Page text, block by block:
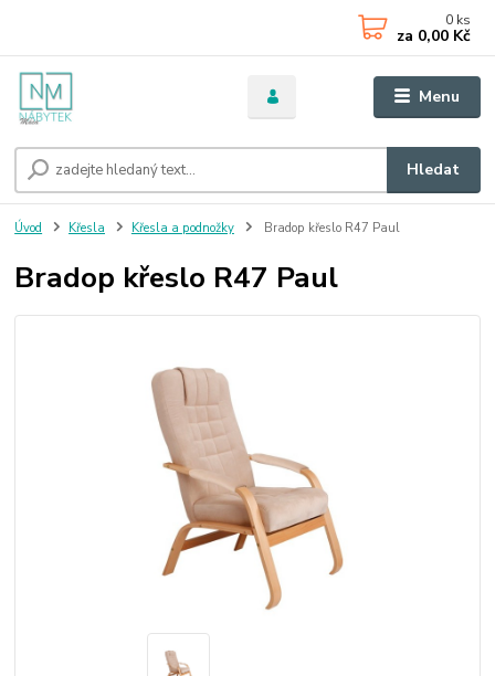
Menu
Hledat
0 ks
za 0,00 Kč
Úvod Křesla Křesla a podnožky Bradop křeslo R47 Paul
Bradop křeslo R47 Paul